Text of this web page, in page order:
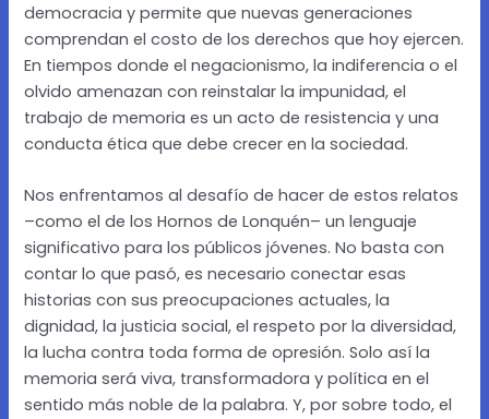
democracia y permite que nuevas generaciones
comprendan el costo de los derechos que hoy ejercen.
En tiempos donde el negacionismo, la indiferencia o el
olvido amenazan con reinstalar la impunidad, el
trabajo de memoria es un acto de resistencia y una
conducta ética que debe crecer en la sociedad.
Nos enfrentamos al desafío de hacer de estos relatos
–como el de los Hornos de Lonquén– un lenguaje
significativo para los públicos jóvenes. No basta con
contar lo que pasó, es necesario conectar esas
historias con sus preocupaciones actuales, la
dignidad, la justicia social, el respeto por la diversidad,
la lucha contra toda forma de opresión. Solo así la
memoria será viva, transformadora y política en el
sentido más noble de la palabra. Y, por sobre todo, el